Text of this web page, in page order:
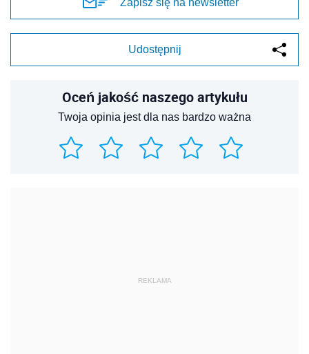
Zapisz się na newsletter
Udostępnij
Oceń jakość naszego artykułu
Twoja opinia jest dla nas bardzo ważna
REKLAMA